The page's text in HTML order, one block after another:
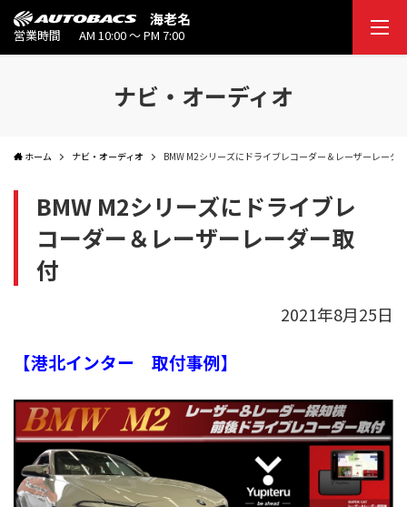
海老名
営業時間 AM 10:00 ～ PM 7:00
ナビ・オーディオ
ホーム ナビ・オーディオ BMW M2シリーズにドライブレコーダー＆レーザーレーダ
BMW M2シリーズにドライブレ
コーダー＆レーザーレーダー取
付
2021年8月25日
【港北インター 取付事例】